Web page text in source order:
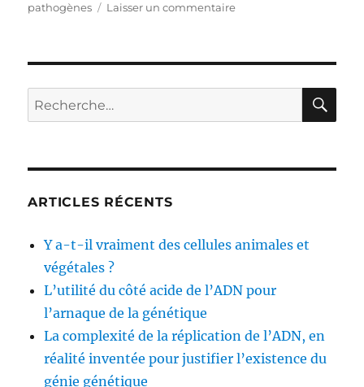
le
pathogènes
Laisser un commentaire
fort
la
flux
Recherche
pour :
ARTICLES RÉCENTS
Y a-t-il vraiment des cellules animales et
végétales ?
L’utilité du côté acide de l’ADN pour
l’arnaque de la génétique
La complexité de la réplication de l’ADN, en
réalité inventée pour justifier l’existence du
génie génétique